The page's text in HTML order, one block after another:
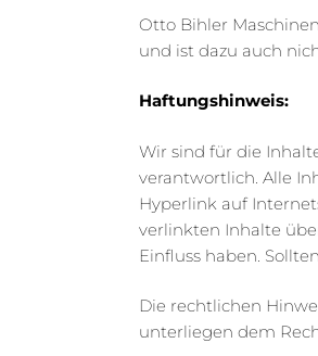
Otto Bihler
und ist dazu auch
Haftungshinweis:
Wir sind für die
verantwortlich. Alle
Hyperlink auf
verlinkten Inhalte
Einfluss haben.
Die rechtlichen
unterliegen dem